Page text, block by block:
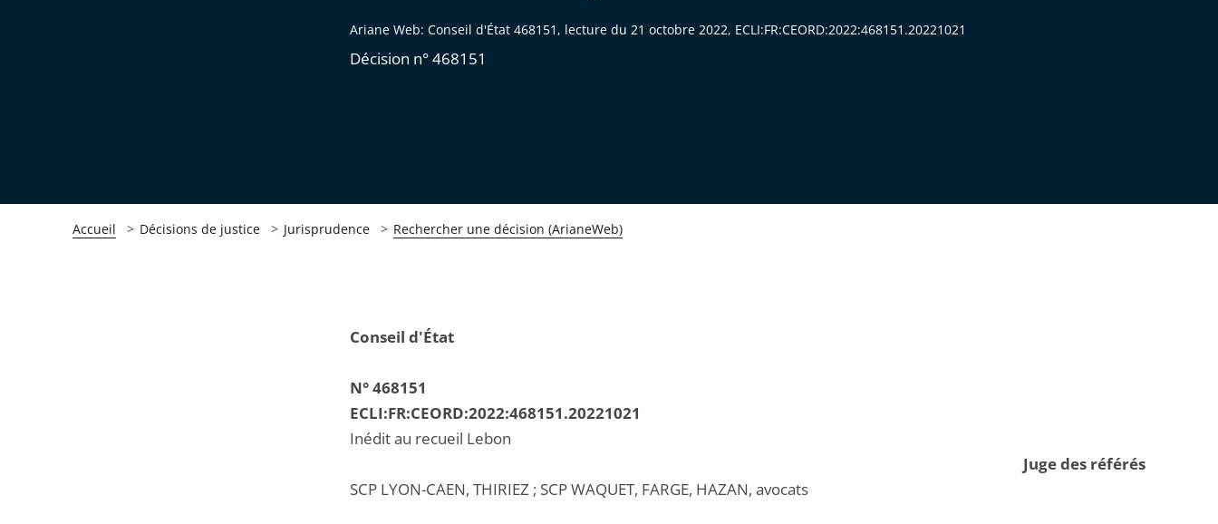
Ariane Web: Conseil d'État 468151, lecture du 21 octobre 2022, ECLI:FR:CEORD:2022:468151.20221021
Décision n° 468151
Accueil Décisions de justice Jurisprudence Rechercher une décision (ArianeWeb)
Conseil d'État
N° 468151
ECLI:FR:CEORD:2022:468151.20221021
Inédit au recueil Lebon
Juge des référés
SCP LYON-CAEN, THIRIEZ ; SCP WAQUET, FARGE, HAZAN, avocats